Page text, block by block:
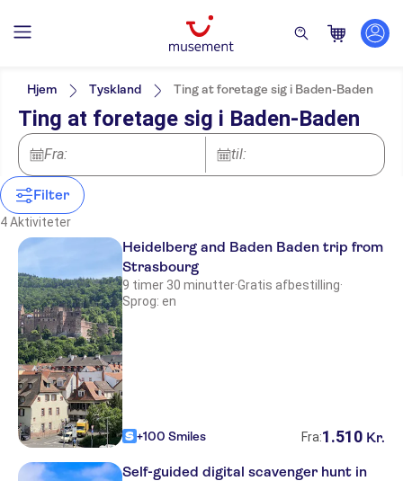
Filters
NO-PICKUP
Alternativer
Elektronisk billet
Øjeblikkelig bekræftelse
Guidet Tur
Entréudgifter er Inkluderet
Lokalt særpræg
Privat tur
Gratis aflysning
Officiel forhandler
Oplevelser for de lokale
Natur
Aktivitetssprog
Hjem Tyskland Ting at foretage sig i Baden-Baden
Ting at foretage sig i Baden-Baden
Fra: til:
Filter
4 Aktiviteter
Heidelberg and Baden Baden trip from
Strasbourg
9 timer 30 minutter·Gratis afbestilling·
Sprog: en
+100 Smiles Fra:1.510 Kr.
Self-guided digital scavenger hunt in